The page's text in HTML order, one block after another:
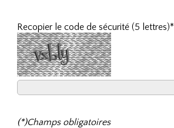
Recopier le code de sécurité (5 lettres)*
(*)Champs obligatoires